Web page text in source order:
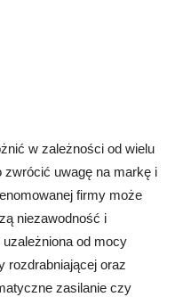
w zależności od wielu
uwagę na markę i
firmy może
niezawodność i
od mocy
rozdrabniającej oraz
zasilanie czy